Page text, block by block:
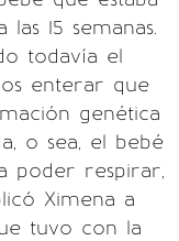
15 semanas.
todavía el
enterar que
genética
o sea, el bebé
poder respirar,
Ximena a
tuvo con la